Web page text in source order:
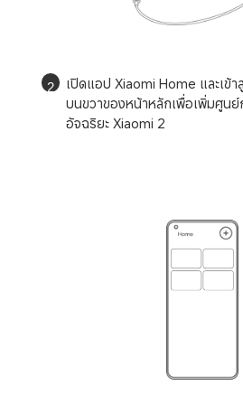
2
เปิดแอป Xiaomi Home และเข้า
บนขวาของหน้าหลักเพื่อเพิ่มศูน
อัจฉริยะ Xiaomi 2